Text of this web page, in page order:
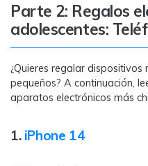
Parte 2: Regalos
adolescentes:
¿Quieres regalar dispositivos
pequeños? A continuación,
aparatos electrónicos más
1. iPhone 14